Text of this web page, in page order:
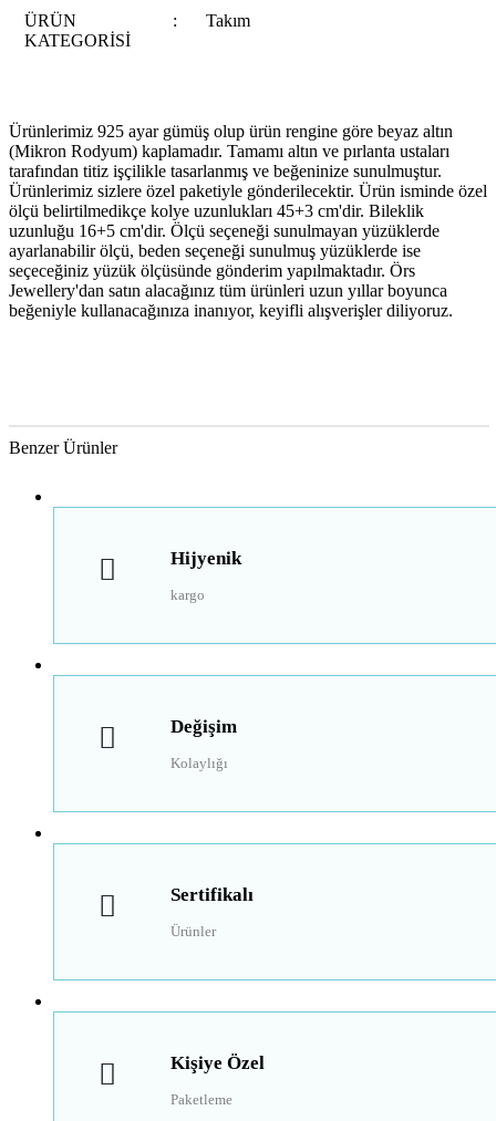
ÜRÜN
KATEGORİSİ
: Takım
Ürünlerimiz 925 ayar gümüş olup ürün rengine göre beyaz altın
(Mikron Rodyum) kaplamadır. Tamamı altın ve pırlanta ustaları
tarafından titiz işçilikle tasarlanmış ve beğeninize sunulmuştur.
Ürünlerimiz sizlere özel paketiyle gönderilecektir. Ürün isminde özel
ölçü belirtilmedikçe kolye uzunlukları 45+3 cm'dir. Bileklik
uzunluğu 16+5 cm'dir. Ölçü seçeneği sunulmayan yüzüklerde
ayarlanabilir ölçü, beden seçeneği sunulmuş yüzüklerde ise
seçeceğiniz yüzük ölçüsünde gönderim yapılmaktadır. Örs
Jewellery'dan satın alacağınız tüm ürünleri uzun yıllar boyunca
beğeniyle kullanacağınıza inanıyor, keyifli alışverişler diliyoruz.
Benzer Ürünler
Hijyenik
kargo
Değişim
Kolaylığı
Sertifikalı
Ürünler
Kişiye Özel
Paketleme